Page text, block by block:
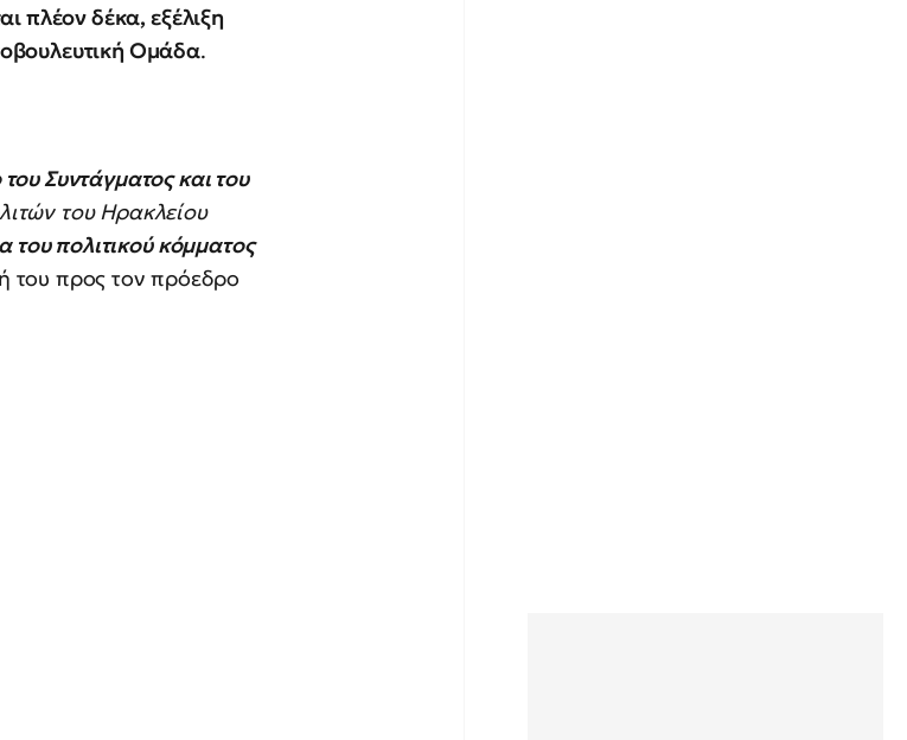
πλέον δέκα, εξέλιξη
Ομάδα.
Συντάγματος και του
του Ηρακλείου
πολιτικού κόμματος
του προς τον πρόεδρο